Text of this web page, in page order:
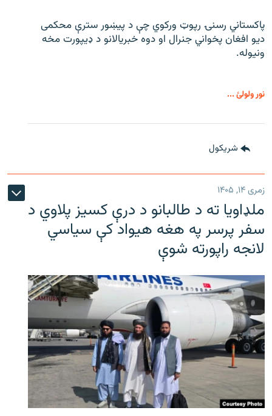
پاکستاني رسنۍ رپوټ ورکوي چې د پیښور سترې محکمی
دیو افغان پخواني جنرال او دوه خبریالانو د ډیپورت مخه
ونیوله.
نور ولولئ ...
شريکول
زمری ۱۴, ۱۴۰۵
ملډاویا ته د طالبانو د درې کسیز پلاوي د
سفر پرسر په هغه هیواد کې سیاسي
لانجه راپورته شوې